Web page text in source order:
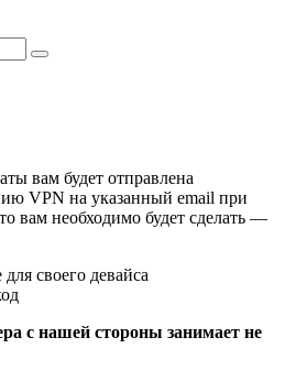
вам будет отправлена
VPN на указанный email при
вам необходимо будет сделать —
своего девайса
с нашей стороны занимает не